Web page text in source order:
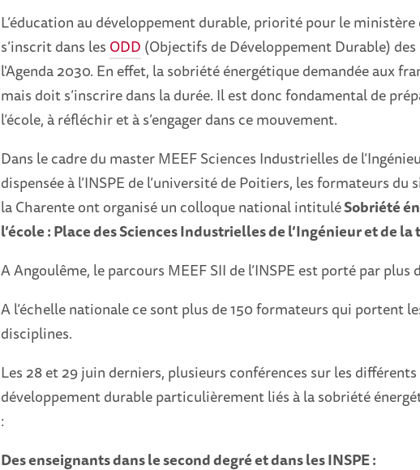
L’éducation au développement durable, priorité pour le ministère
s’inscrit dans les ODD (Objectifs de Développement Durable)
l'Agenda 2030. En effet, la sobriété énergétique demandée aux
mais doit s’inscrire dans la durée. Il est donc fondamental de
l’école, à réfléchir et à s’engager dans ce mouvement.
Dans le cadre du master MEEF Sciences Industrielles de
dispensée à l’INSPE de l’université de Poitiers, les formateurs du
la Charente ont organisé un colloque national intituléSobriété
l’école : Place des Sciences Industrielles de l’Ingénieur et de
A Angoulême, le parcours MEEF SII de l’INSPE est porté par plus
A l’échelle nationale ce sont plus de 150 formateurs qui portent
disciplines.
Les 28 et 29 juin derniers, plusieurs conférences sur les différents
développement durable particulièrement liés à la sobriété
:
Des enseignants dans le second degré et dans les INSPE :